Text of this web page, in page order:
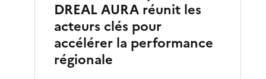
DREAL AURA réunit les
acteurs clés pour
accélérer la performance
régionale